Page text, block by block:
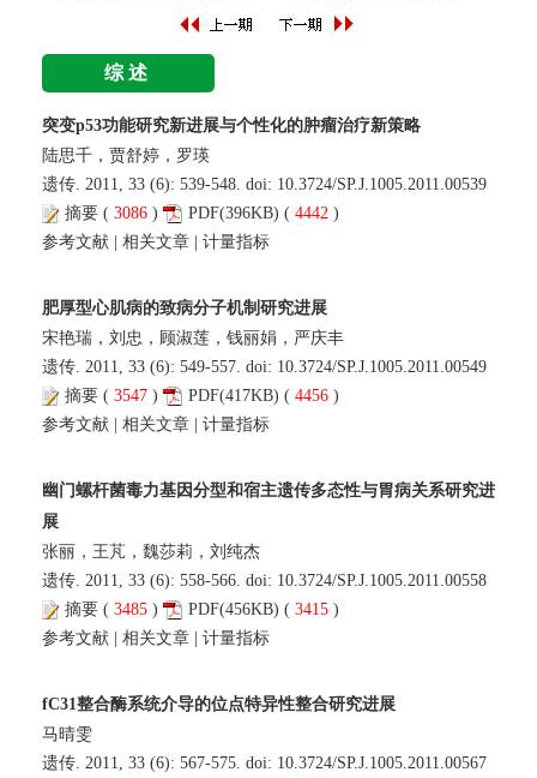
综述
突变p53功能研究新进展与个性化的肿瘤治疗新策略
陆思千，贾舒婷，罗瑛
遗传. 2011, 33 (6): 539-548. doi: 10.3724/SP.J.1005.2011.00539
摘要 ( 3086 ) PDF(396KB) ( 4442 )
参考文献 | 相关文章 | 计量指标
肥厚型心肌病的致病分子机制研究进展
宋艳瑞，刘忠，顾淑莲，钱丽娟，严庆丰
遗传. 2011, 33 (6): 549-557. doi: 10.3724/SP.J.1005.2011.00549
摘要 ( 3547 ) PDF(417KB) ( 4456 )
参考文献 | 相关文章 | 计量指标
幽门螺杆菌毒力基因分型和宿主遗传多态性与胃病关系研究进
展
张丽，王芃，魏莎莉，刘纯杰
遗传. 2011, 33 (6): 558-566. doi: 10.3724/SP.J.1005.2011.00558
摘要 ( 3485 ) PDF(456KB) ( 3415 )
参考文献 | 相关文章 | 计量指标
fC31整合酶系统介导的位点特异性整合研究进展
马晴雯
遗传. 2011, 33 (6): 567-575. doi: 10.3724/SP.J.1005.2011.00567